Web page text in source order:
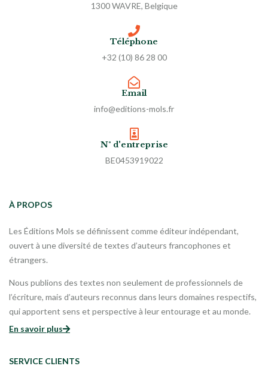
1300 WAVRE, Belgique
Téléphone
+32 (10) 86 28 00
Email
info@editions-mols.fr
N° d'entreprise
BE0453919022
À PROPOS
Les Éditions Mols se définissent comme éditeur indépendant,
ouvert à une diversité de textes d’auteurs francophones et
étrangers.
Nous publions des textes non seulement de professionnels de
l’écriture, mais d’auteurs reconnus dans leurs domaines respectifs,
qui apportent sens et perspective à leur entourage et au monde.
En savoir plus
SERVICE CLIENTS